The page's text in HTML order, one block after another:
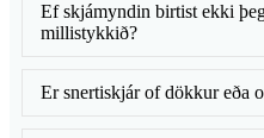
Ef skjámyndin birtist ekki
millistykkið?
Er snertiskjár of dökkur eða